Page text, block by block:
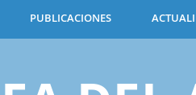
PUBLICACIONES